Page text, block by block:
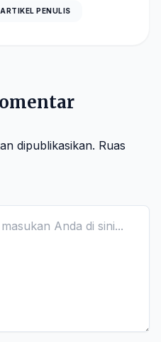
PENULIS
dipublikasikan. Ruas